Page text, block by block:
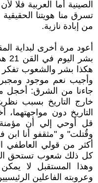
الصينية أما العربية
تسرق منا هويتنا
من إبادة نازية.
أعود مرة أخرى لبداية
هكذا بشر والشعوب
وأجيب نعم موجود
جاءنا من الشرق: أخجل
خارج التاريخ بسبب
التاريخ دون
قل أوحي إلي أن
وقُتلت" و "مثقفو أنا
أكثر من قولي العاطفي
كل ذلك شعوب تستحق
وهذا المستقبل لا
وعروبته الفاعلين